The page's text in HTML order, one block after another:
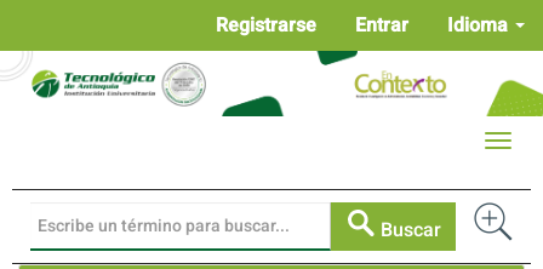
Contenido
principal
Idioma
Registrarse Entrar
Buscar
Toggle